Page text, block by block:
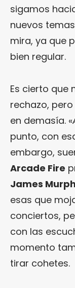
sigamos
nuevos
mira, ya que
bien regular.
Es cierto que
rechazo,
en demasía. «
punto, con
embargo,
Arcade Fire
James
esas que
conciertos,
con las
momento
tirar cohetes.